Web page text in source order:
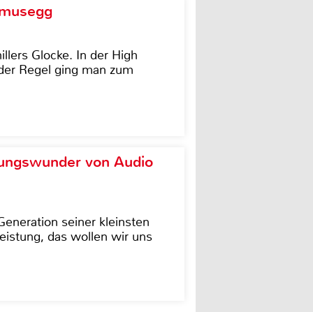
Glocke. In der High
Regel ging man zum
von Audio
seiner kleinsten
das wollen wir uns